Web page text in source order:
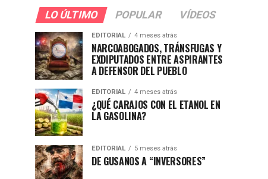
LO ÚLTIMO POPULAR VÍDEOS
EDITORIAL 4 meses atrás
NARCOABOGADOS, TRÁNSFUGAS Y
EXDIPUTADOS ENTRE ASPIRANTES
A DEFENSOR DEL PUEBLO
EDITORIAL 4 meses atrás
¿QUÉ CARAJOS CON EL ETANOL EN
LA GASOLINA?
EDITORIAL 5 meses atrás
DE GUSANOS A “INVERSORES”